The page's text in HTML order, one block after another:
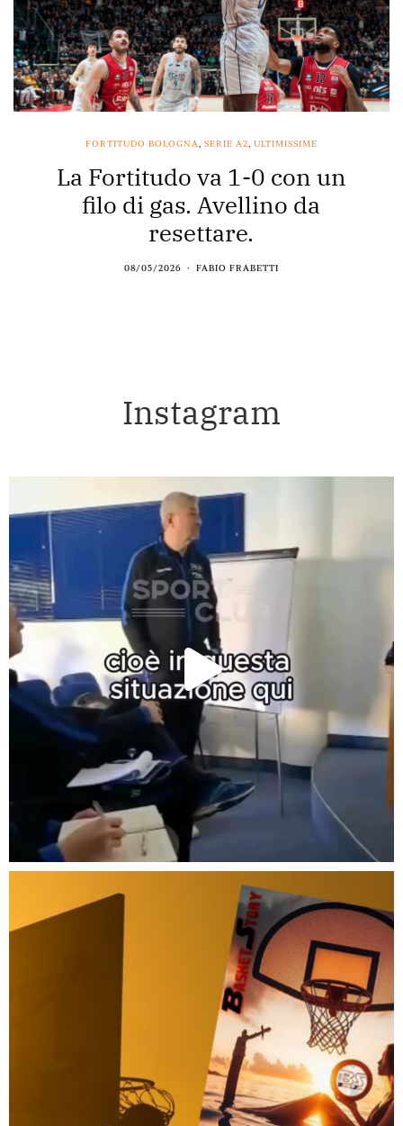
FORTITUDO BOLOGNA, SERIE A2, ULTIMISSIME
La Fortitudo va 1-0 con un
filo di gas. Avellino da
resettare.
08/05/2026 FABIO FRABETTI
Instagram